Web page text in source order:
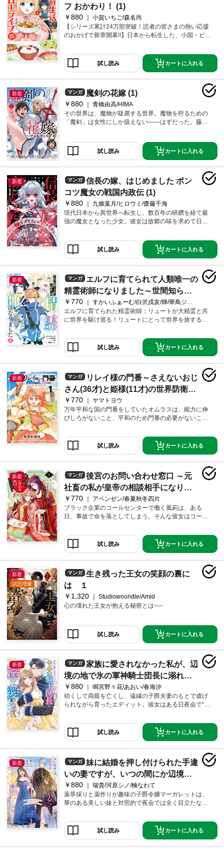
との絆も深まってきていたある日、突然ホークの仲間
が救出に来てーー!?★単行本カバー下画像収録★電子版
は連載時のカラーを収録しております！
フ おかわり！ (1)
￥880
小賀いちご/森名尚
【シリーズ累計24万部突破！読者の皆さまの熱い応援
のおかげで新章開幕!!】日本から転生した、小国・ピア
げで人質生活が虹色のスローライフに！…と思った
ら、今度は社交界デビューにスパルタレッスンに大忙
し！？慌ただしい毎日だけれど、私には美味しいご飯
がある！素敵な大人たちに優しく見守られて、のんび
りキッチン生活を満喫します♪★単行本カバー下画像収
録★
試し読み カートに入れる
新着 マンガ 魔剣の花嫁 (1)
￥880
青橋由高/HIMA
その世界は、魔物が跋扈する世界。魔物を狩るための
「魔剣」は女性にしか扱えない――はずだった。藤原
0に選ばれたのだ。美少女だらけの魔剣機関で学ぶこと
になったナオトと花嫁たちの異世界ハーレムXバトル、
試し読み カートに入れる
新着 マンガ
信長の嫁、はじめました ポン
コツ魔女の戦国内政伝 (1)
￥880
九條葉月/ヒロウミ/齋藤千海
現代日本から異世界へ転生し、数百年の研鑽を経て最
強の魔女となった少女。彼女は故郷の味を求めて日本
帰りの魔女が繰り広げる勘違いだらけの戦国ファンタ
ジー♪★単行本カバー下画像収録★電子版は連載時のカ
ラーを収録しております！
試し読み カートに入れる
新着 マンガ
エルフに育てられて人類唯一の
精霊術師になりました～世間知らず
の最強冒険者、無自覚なまま人間社
会で無双する～ 1巻
￥770
すかいふぁーむ/白沢戌亥/輝/華鳥ジロー
エルフに育てられた精霊術師：リュートが大精霊と共
に世界を駆け巡る！リュートにとって世界を旅するこ
幻の種族とされ、エルフ直伝の精霊術のせいで様々な
面倒ごとに巻き込まれる。エルフとの繋がりを求める
貴族たちに絡まれ、マイの美貌や大精霊としての器を
狙われ……そんな逆境も、リュートはエルフ仕込みの
圧倒的な精霊魔法ですべて吹き飛ばしていく。常識知
らずの無自覚無双が今、始まる――！
試し読み カートに入れる
新着 マンガ
リレイ様の門番～さえないおじ
さん(36才)と姫様(11才)の世界防衛譚
～ 1巻
￥770
ヤマトヨウ
万年平和な国の門番をしていたオムラスは、能力に伸
びしろがないこと、平和のため門番の必要がないこと
オムラスが門番を辞めたとたん、近隣の魔物たちの様
子が変わって――。追放された門番（36才）と姫様（1
1才）の冒険譚！
試し読み カートに入れる
新着 マンガ
後宮のお問い合わせ窓口 ～元
社畜の私が皇帝の相談相手になりま
した！？～ 1巻
￥770
アベンゼン/春夏秋冬四片
ブラック企業のコールセンターで働く風莉は、ある
日、事故で命を落としてしまう。そんな彼女はコール
を受ける「御用掛」として働くことになった風莉。そ
こに皇帝様が相談に来て――？コールセンターの対応
術で切り開く、後宮ロマンスファンタジー！
試し読み カートに入れる
新着
試読増量
マンガ
生き残った王女の笑顔の裏に
は １
￥1,320
Studiowooridle/Amid
心の壊れた王女が抱える秘密とは──
試し読み カートに入れる
新着 マンガ
家族に愛されなかった私が、辺
境の地で氷の軍神騎士団長に溺れる
ほど愛されています１
￥880
鳴宮野々花/あおい/春海汐
幼くして両親を亡くし、遠縁の子爵夫妻のもとで虐げ
られながら育ったエディット。彼女はある日夜会で“氷
けられるも、極度の緊張により倒れてしまう。しかし
その後、迷惑をかけたはずの彼から結婚の申し出が!?強
面騎士団長×虐げられ令嬢の甘すぎるシンデレラストー
リー開幕！
試し読み カートに入れる
新着 マンガ
妹に結婚を押し付けられた手違
いの妻ですが、いつの間にか辺境伯
に溺愛されてました１
￥880
瑞貴/河原シノ/楠なわて
薬草採りと薬作りが趣味の子爵令嬢マーガレットは、
華のある美しい妹と対照的で夜会では全く目立たない
届く。お相手のブランドン辺境伯と初めて面会する
日。幸福の絶頂にいたマーガレットが自身の名前を告
げた瞬間、彼から一切の笑顔が消え去って――。最高
の幸せから一転！押し付けられた結婚！？地味な子爵
試し読み カートに入れる